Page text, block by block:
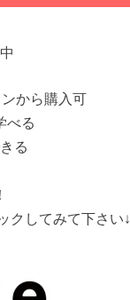
から購入可
べる
る
クしてみて下さい↓